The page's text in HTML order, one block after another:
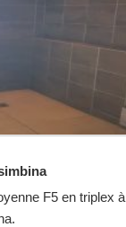
F5 en triplex à